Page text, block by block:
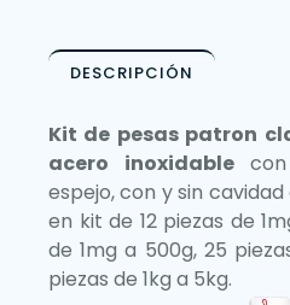
DESCRIPCIÓN
Kit de pesas patron
acero inoxidablecon
espejo, con y sin
en kit de 12 piezas de
de 1mg a 500g, 25
piezas de 1kg a 5kg.